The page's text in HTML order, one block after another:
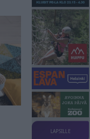
LAPSILLE